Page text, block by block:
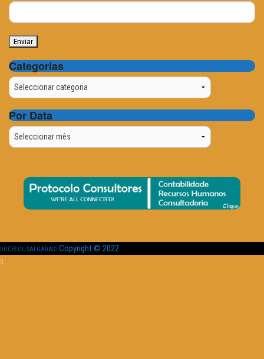
Categorias
Categorias
Por Data
Por
Data
DOCES OU SALGADAS? Copyright © 2022